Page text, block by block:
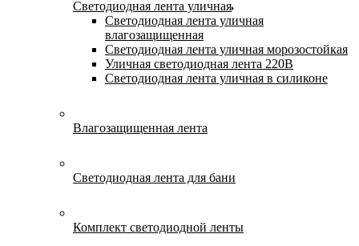
Светодиодная лента уличная
Светодиодная лента уличная
влагозащищенная
Светодиодная лента уличная морозостойкая
Уличная светодиодная лента 220В
Светодиодная лента уличная в силиконе
Влагозащищенная лента
Светодиодная лента для бани
Комплект светодиодной ленты